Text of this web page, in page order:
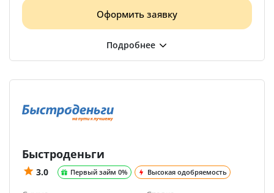
Оформить заявку
Быстроденьги
3.0 Первый займ 0% Высокая одобряемость